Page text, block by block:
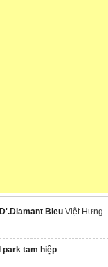
Bleu Việt Hưng
park tam hiệp